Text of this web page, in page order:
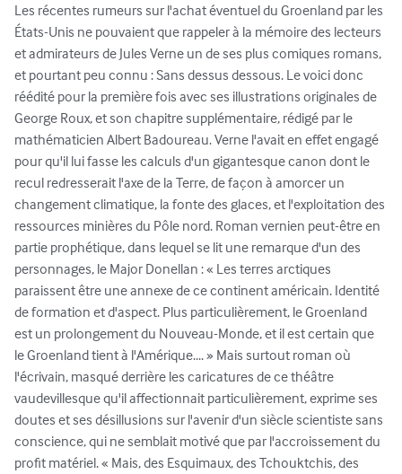
Les récentes rumeurs sur l'achat éventuel du Groenland par les
États-Unis ne pouvaient que rappeler à la mémoire des lecteurs
et admirateurs de Jules Verne un de ses plus comiques romans,
et pourtant peu connu : Sans dessus dessous. Le voici donc
réédité pour la première fois avec ses illustrations originales de
George Roux, et son chapitre supplémentaire, rédigé par le
mathématicien Albert Badoureau. Verne l'avait en effet engagé
pour qu'il lui fasse les calculs d'un gigantesque canon dont le
recul redresserait l'axe de la Terre, de façon à amorcer un
changement climatique, la fonte des glaces, et l'exploitation des
ressources minières du Pôle nord. Roman vernien peut-être en
partie prophétique, dans lequel se lit une remarque d'un des
personnages, le Major Donellan : « Les terres arctiques
paraissent être une annexe de ce continent américain. Identité
de formation et d'aspect. Plus particulièrement, le Groenland
est un prolongement du Nouveau-Monde, et il est certain que
le Groenland tient à l'Amérique.... » Mais surtout roman où
l'écrivain, masqué derrière les caricatures de ce théâtre
vaudevillesque qu'il affectionnait particulièrement, exprime ses
doutes et ses désillusions sur l'avenir d'un siècle scientiste sans
conscience, qui ne semblait motivé que par l'accroissement du
profit matériel. « Mais, des Esquimaux, des Tchouktchis, des